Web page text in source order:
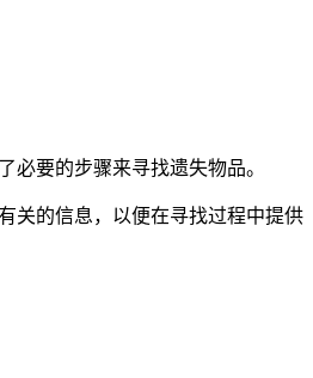
要的步骤来寻找遗失物品。
关的信息，以便在寻找过程中提供